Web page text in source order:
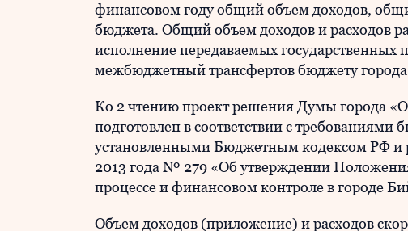
финансовом году общий объем доходов,
бюджета. Общий объем доходов и расходов
исполнение передаваемых
межбюджетный трансфертов бюджету
Ко 2 чтению проект решения Думы города «О
подготовлен в соответствии с
установленными Бюджетным кодексом РФ и
2013 года № 279 «Об утверждении
процессе и финансовом контроле в городе
Объем доходов (приложение) и расходов